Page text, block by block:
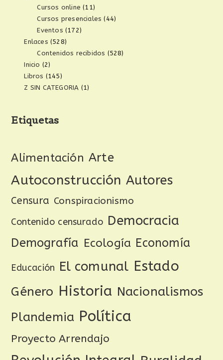
Cursos online (11)
Cursos presenciales (44)
Eventos (172)
Enlaces (528)
Contenidos recibidos (528)
Inicio (2)
Libros (145)
Z SIN CATEGORIA (1)
Etiquetas
Alimentación Arte
Autoconstrucción Autores
Censura Conspiracionismo
Contenido censurado Democracia
Demografía Ecología Economía
Educación El comunal Estado
Género Historia Nacionalismos
Plandemia Política
Proyecto Arrendajo